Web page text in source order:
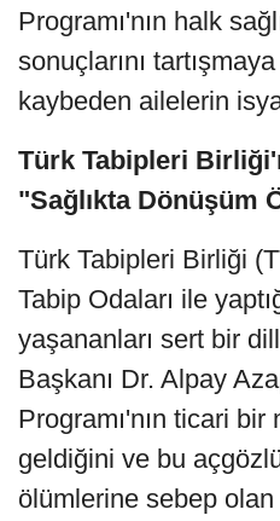
Programı'nın halk
sonuçlarını
kaybeden ailelerin
Türk Tabipleri
"Sağlıkta Dönüşüm
Türk Tabipleri Birliği
Tabip Odaları ile
yaşananları sert bir
Başkanı Dr. Alpay
Programı'nın ticari
geldiğini ve bu
ölümlerine sebep